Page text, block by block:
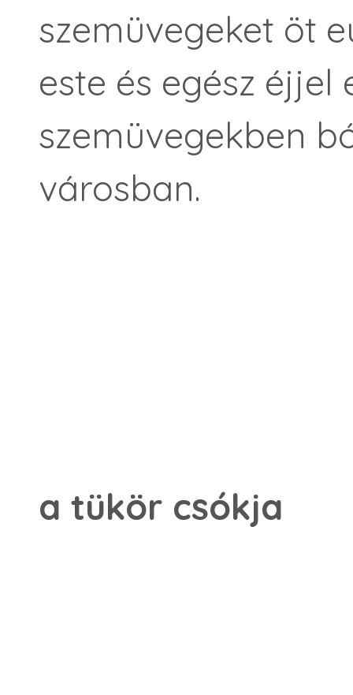
szemüvegeket öt
este és egész éjjel
szemüvegekben
városban.
a tükör csókja